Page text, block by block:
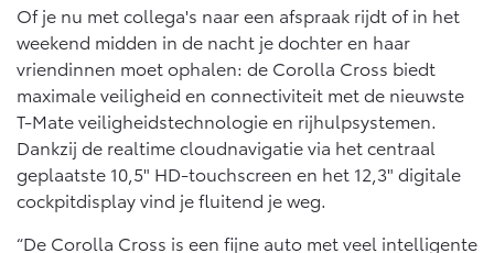
Vanaf € 89.986,-
Of je nu met collega's naar een afspraak rijdt of in het
weekend midden in de nacht je dochter en haar
vriendinnen moet ophalen: de Corolla Cross biedt
maximale veiligheid en connectiviteit met de nieuwste
T-Mate veiligheidstechnologie en rijhulpsystemen.
Dankzij de realtime cloudnavigatie via het centraal
geplaatste 10,5" HD-touchscreen en het 12,3" digitale
cockpitdisplay vind je fluitend je weg.
“De Corolla Cross is een fijne auto met veel intelligente